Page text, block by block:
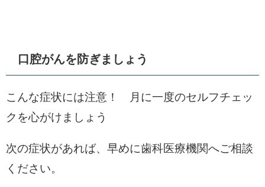
口腔がんを防ぎましょう
こんな症状には注意！ 月に一度のセルフチェッ
クを心がけましょう
次の症状があれば、早めに歯科医療機関へご相談
ください。